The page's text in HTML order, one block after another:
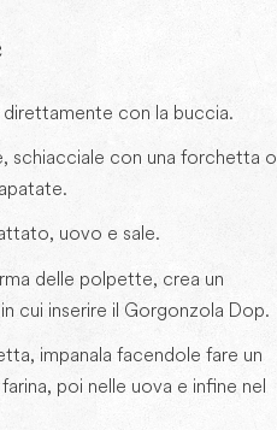
con la buccia.
schiacciale con una forchetta o
uovo e sale.
delle polpette, crea un
cui inserire il Gorgonzola Dop.
impanala facendole fare un
poi nelle uova e infine nel